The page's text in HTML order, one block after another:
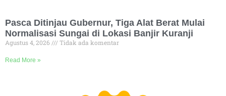
Pasca Ditinjau Gubernur, Tiga Alat Berat Mulai
Normalisasi Sungai di Lokasi Banjir Kuranji
Agustus 4, 2026 Tidak ada komentar
Read More »